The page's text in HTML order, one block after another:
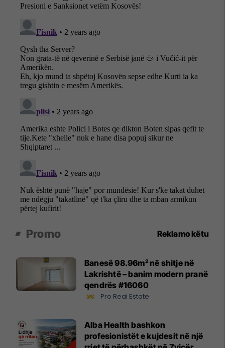
Promo Reklamo këtu
Banesë 98.96m² në shitje në
Lakrishtë – banim modern pranë
qendrës #16060
Pro Real Estate
Alba Health bashkon
profesionistët e kujdesit në një